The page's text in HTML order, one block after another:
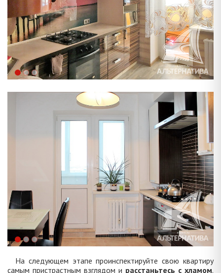
На следующем этапе проинспектируйте свою квартиру
самым пристрастным взглядом и расстаньтесь с хламом.